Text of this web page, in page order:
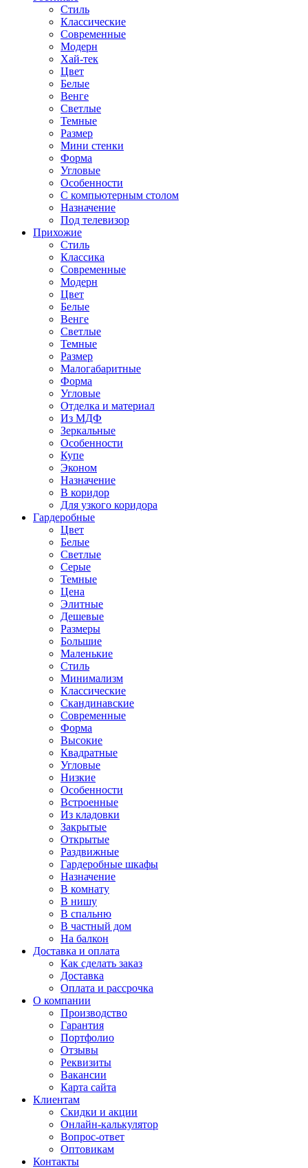
Стиль
Классические
Современные
Модерн
Хай-тек
Цвет
Белые
Венге
Светлые
Темные
Размер
Мини стенки
Форма
Угловые
Особенности
С компьютерным столом
Назначение
Под телевизор
Прихожие
Стиль
Классика
Современные
Модерн
Цвет
Белые
Венге
Светлые
Темные
Размер
Малогабаритные
Форма
Угловые
Отделка и материал
Из МДФ
Зеркальные
Особенности
Купе
Эконом
Назначение
В коридор
Для узкого коридора
Гардеробные
Цвет
Белые
Светлые
Серые
Темные
Цена
Элитные
Дешевые
Размеры
Большие
Маленькие
Стиль
Минимализм
Классические
Скандинавские
Современные
Форма
Высокие
Квадратные
Угловые
Низкие
Особенности
Встроенные
Из кладовки
Закрытые
Открытые
Раздвижные
Гардеробные шкафы
Назначение
В комнату
В нишу
В спальню
В частный дом
На балкон
Доставка и оплата
Как сделать заказ
Доставка
Оплата и рассрочка
О компании
Производство
Гарантия
Портфолио
Отзывы
Реквизиты
Вакансии
Карта сайта
Клиентам
Скидки и акции
Онлайн-калькулятор
Вопрос-ответ
Оптовикам
Контакты